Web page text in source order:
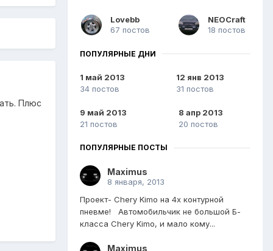
Плюс
Lovebb
67 постов
NEOCraft
18 постов
ПОПУЛЯРНЫЕ ДНИ
1 май 2013
34 постов
12 янв 2013
31 постов
9 май 2013
21 постов
8 апр 2013
20 постов
ПОПУЛЯРНЫЕ ПОСТЫ
Maximus
8 января, 2013
Проект- Chery Kimo на 4х контурной
пневме! Автомобильчик не большой Б-
класса Chery Kimo, и мало кому...
Maximus